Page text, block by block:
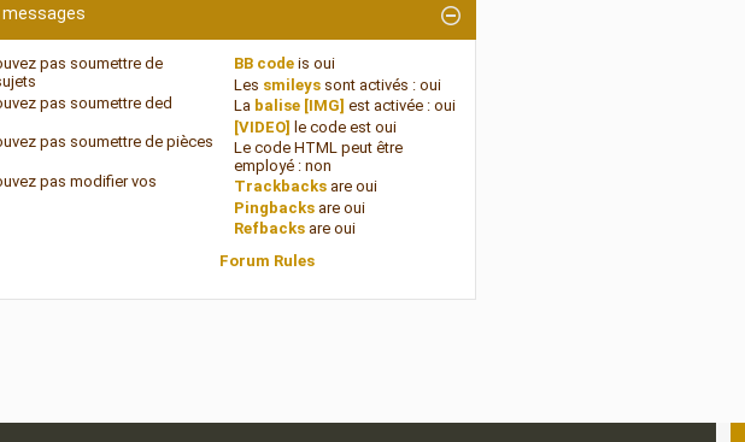
messages
pas soumettre de
pas soumettre ded
pas soumettre de pièces
pas modifier vos
BB codeis oui
Les smileyssont activés : oui
La balise [IMG] est activée : oui
[VIDEO] le code est oui
Le code HTML peut être
employé : non
Trackbacksare oui
Pingbacksare oui
Refbacksare oui
Forum Rules